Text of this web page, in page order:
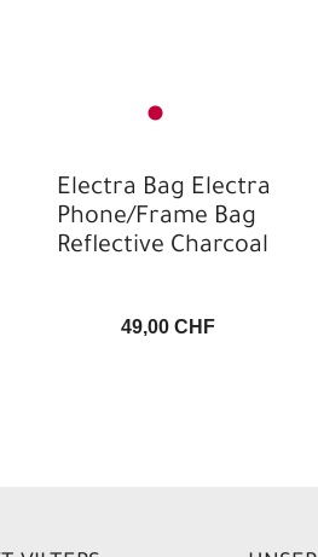
Electra Bag Electra
Phone/Frame Bag
Reflective Charcoal
49,00 CHF